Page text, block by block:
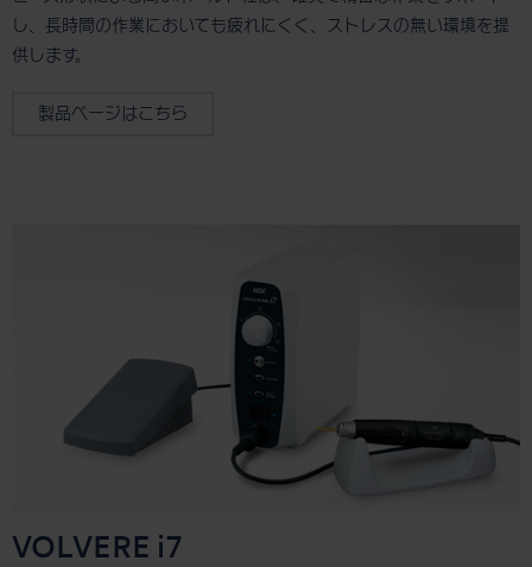
し、長時間の作業においても疲れにくく、ストレスの無い環境を提
供します。
製品ページはこちら
VOLVERE i7